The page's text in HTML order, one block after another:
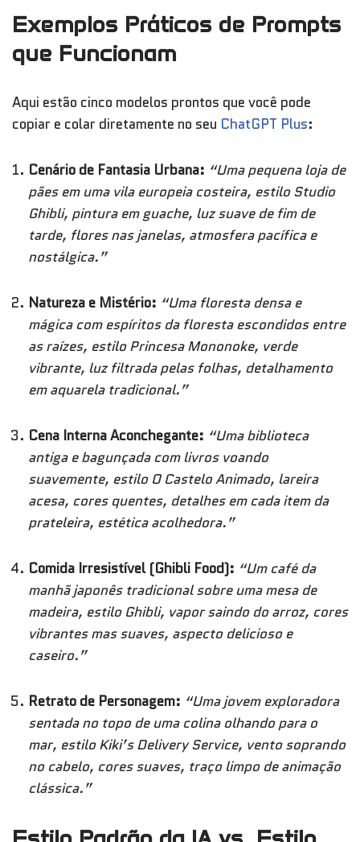
Exemplos Práticos de Prompts
que Funcionam
Aqui estão cinco modelos prontos que você pode
copiar e colar diretamente no seu ChatGPT Plus:
Cenário de Fantasia Urbana: “Uma pequena loja de
pães em uma vila europeia costeira, estilo Studio
Ghibli, pintura em guache, luz suave de fim de
tarde, flores nas janelas, atmosfera pacífica e
nostálgica.”
Natureza e Mistério: “Uma floresta densa e
mágica com espíritos da floresta escondidos entre
as raízes, estilo Princesa Mononoke, verde
vibrante, luz filtrada pelas folhas, detalhamento
em aquarela tradicional.”
Cena Interna Aconchegante: “Uma biblioteca
antiga e bagunçada com livros voando
suavemente, estilo O Castelo Animado, lareira
acesa, cores quentes, detalhes em cada item da
prateleira, estética acolhedora.”
Comida Irresistível (Ghibli Food): “Um café da
manhã japonês tradicional sobre uma mesa de
madeira, estilo Ghibli, vapor saindo do arroz, cores
vibrantes mas suaves, aspecto delicioso e
caseiro.”
Retrato de Personagem: “Uma jovem exploradora
sentada no topo de uma colina olhando para o
mar, estilo Kiki’s Delivery Service, vento soprando
no cabelo, cores suaves, traço limpo de animação
clássica.”